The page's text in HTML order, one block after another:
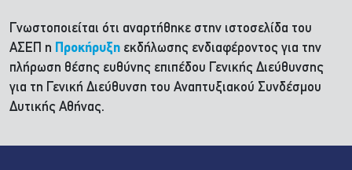
Γνωστοποιείται ότι αναρτήθηκε στην ιστοσελίδα του
ΑΣΕΠ η Προκήρυξη εκδήλωσης ενδιαφέροντος για την
πλήρωση θέσης ευθύνης επιπέδου Γενικής Διεύθυνσης
για τη Γενική Διεύθυνση του Αναπτυξιακού Συνδέσμου
Δυτικής Αθήνας.